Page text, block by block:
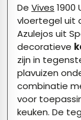
De Vives 1900
vloertegel uit
Azulejos uit
decoratieve
zijn in
plavuizen
combinatie
voor
keuken. De